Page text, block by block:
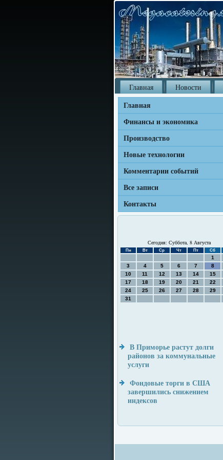
Главная Новости
Главная
Финансы и экономика
Производство
Новые технологии
Комментарии событий
Все записи
Контакты
Сегодня: Суббота, 8 Августа
Пн Вт Ср Чт Пт Сб
1
3
4 5 6 7 8
10
11 12 13 14 15
17
18 19 20 21 22
24
25 26 27 28 29
31
В Приморье растут долги
районов за коммунальные
услуги
Фондовые торги в США
завершились снижением
индексов